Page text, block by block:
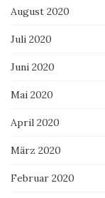
August 2020
Juli 2020
Juni 2020
Mai 2020
April 2020
März 2020
Februar 2020